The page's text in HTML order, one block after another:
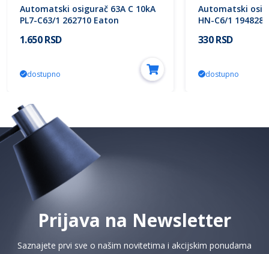
Automatski osigurač 63A C 10kA
PL7-C63/1 262710 Eaton
1.650 RSD
dostupno
Automatski
HN-C6/1 194828
330 RSD
dostupno
Prijava na Newsletter
Saznajete prvi sve o našim novitetima i akcijskim ponudama